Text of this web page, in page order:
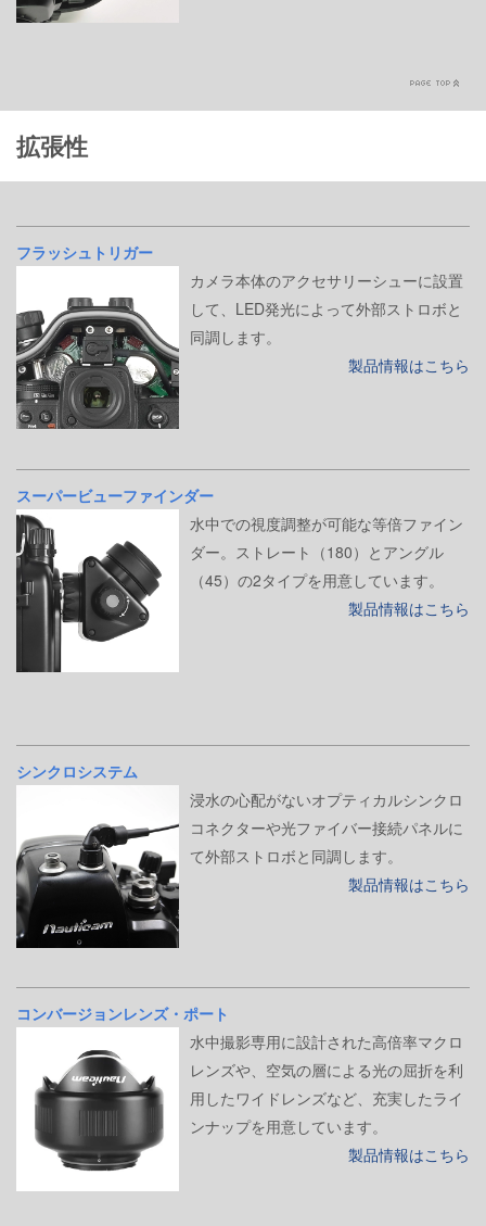
拡張性
フラッシュトリガー
カメラ本体のアクセサリーシューに設置
して、LED発光によって外部ストロボと
同調します。
製品情報はこちら
スーパービューファインダー
水中での視度調整が可能な等倍ファイン
ダー。ストレート（180）とアングル
（45）の2タイプを用意しています。
製品情報はこちら
シンクロシステム
浸水の心配がないオプティカルシンクロ
コネクターや光ファイバー接続パネルに
て外部ストロボと同調します。
製品情報はこちら
コンバージョンレンズ・ポート
水中撮影専用に設計された高倍率マクロ
レンズや、空気の層による光の屈折を利
用したワイドレンズなど、充実したライ
ンナップを用意しています。
製品情報はこちら